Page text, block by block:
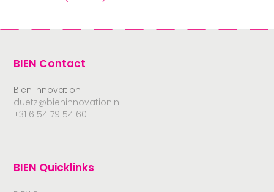
BIEN Contact
Bien Innovation
duetz@bieninnovation.nl
+31 6 54 79 54 60
BIEN Quicklinks